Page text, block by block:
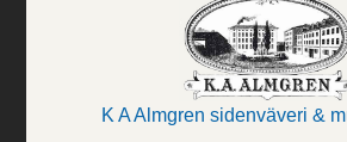
K A Almgren sidenväveri &